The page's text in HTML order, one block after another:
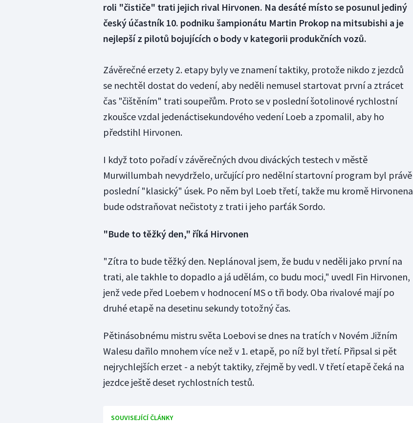
roli "čističe" trati jejich rival Hirvonen. Na desáté místo se posunul jediný
český účastník 10. podniku šampionátu Martin Prokop na mitsubishi a je
nejlepší z pilotů bojujících o body v kategorii produkčních vozů.
Závěrečné erzety 2. etapy byly ve znamení taktiky, protože nikdo z jezdců
se nechtěl dostat do vedení, aby neděli nemusel startovat první a ztrácet
čas "čištěním" trati soupeřům. Proto se v poslední šotolinové rychlostní
zkoušce vzdal jedenáctisekundového vedení Loeb a zpomalil, aby ho
předstihl Hirvonen.
I když toto pořadí v závěrečných dvou diváckých testech v městě
Murwillumbah nevydrželo, určující pro nedělní startovní program byl právě
poslední "klasický" úsek. Po něm byl Loeb třetí, takže mu kromě Hirvonena
bude odstraňovat nečistoty z trati i jeho parťák Sordo.
"Bude to těžký den," říká Hirvonen
"Zítra to bude těžký den. Neplánoval jsem, že budu v neděli jako první na
trati, ale takhle to dopadlo a já udělám, co budu moci," uvedl Fin Hirvonen,
jenž vede před Loebem v hodnocení MS o tři body. Oba rivalové mají po
druhé etapě na desetinu sekundy totožný čas.
Pětinásobnému mistru světa Loebovi se dnes na tratích v Novém Jižním
Walesu dařilo mnohem více než v 1. etapě, po níž byl třetí. Připsal si pět
nejrychlejších erzet - a nebýt taktiky, zřejmě by vedl. V třetí etapě čeká na
jezdce ještě deset rychlostních testů.
SOUVISEJÍCÍ ČLÁNKY